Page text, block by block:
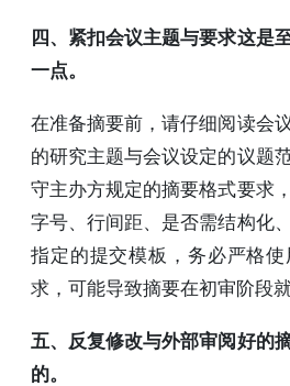
四、紧扣会议主题与要求这是
一点。
在准备摘要前，请仔细阅读会
的研究主题与会议设定的议题
守主办方规定的摘要格式要求
字号、行间距、是否需结构化
指定的提交模板，务必严格
求，可能导致摘要在初审阶段就
五、反复修改与外部审阅好的
的。